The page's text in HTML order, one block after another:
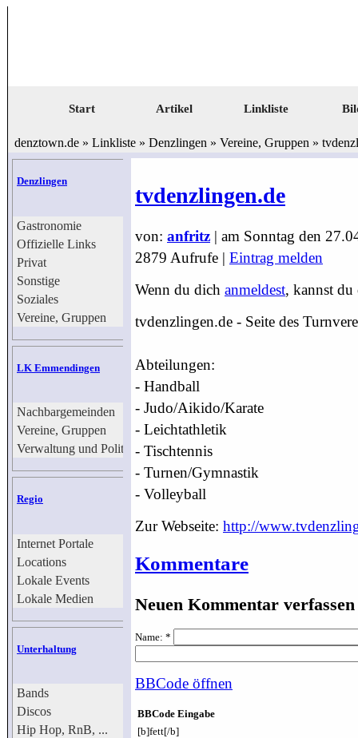
Start Artikel Linkliste
denztown.de » Linkliste » Denzlingen » Vereine, Gruppen »
Denzlingen
Gastronomie
Offizielle Links
Privat
Sonstige
Soziales
Vereine, Gruppen
LK Emmendingen
Nachbargemeinden
Vereine, Gruppen
Verwaltung und Politik
Regio
Internet Portale
Locations
Lokale Events
Lokale Medien
Unterhaltung
Bands
Discos
Hip Hop, RnB, ...
tvdenzlingen.de
von: anfritz | am Sonntag den
2879 Aufrufe | Eintrag melden
Wenn du dich anmeldest, kannst du
tvdenzlingen.de - Seite des
Abteilungen:
- Handball
- Judo/Aikido/Karate
- Leichtathletik
- Tischtennis
- Turnen/Gymnastik
- Volleyball
Zur Webseite: http://
Kommentare
Neuen Kommentar verfassen
Name: *
BBCode öffnen
BBCode Eingabe
[b]fett[/b]